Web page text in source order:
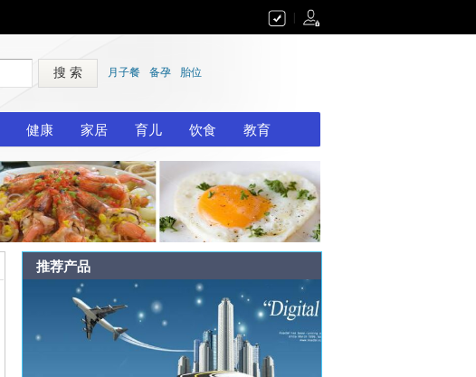
搜 索 月子餐 备孕 胎位
健康 家居 育儿 饮食 教育
推荐产品